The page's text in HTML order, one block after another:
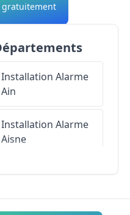
gratuitement
Installation Alarme
Ain
Installation Alarme
Aisne
Installation Alarme